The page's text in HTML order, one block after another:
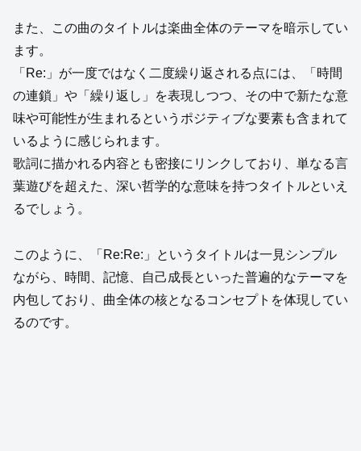
また、この曲のタイトルは楽曲全体のテーマを暗示してい
ます。
「Re:」が一度ではなく二度繰り返される点には、「時間
の連鎖」や「繰り返し」を表現しつつ、その中で新たな意
味や可能性が生まれるというポジティブな要素も含まれて
いるように感じられます。
歌詞に描かれる内容とも密接にリンクしており、単なる言
葉遊びを超えた、深い哲学的な意味を持つタイトルといえ
るでしょう。
このように、「Re:Re:」というタイトルは一見シンプル
ながら、時間、記憶、自己成長といった普遍的なテーマを
内包しており、曲全体の核となるコンセプトを体現してい
るのです。